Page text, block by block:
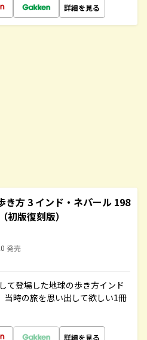
詳細を見る
き方 3 インド・ネパール 198
初版復刻版）
発売
て登場した地球の歩き方インド
時の旅を思い出して欲しい1冊
詳細を見る